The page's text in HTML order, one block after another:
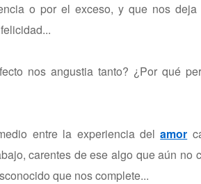
o por el exceso, y que nos deja
nos angustia tanto? ¿Por qué
entre la experiencia delamor
carentes de ese algo que aún no
que nos complete...